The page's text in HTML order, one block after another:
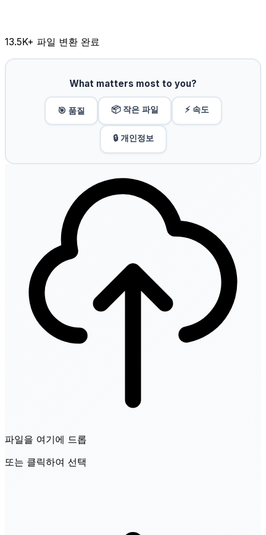
13.5K+ 파일 변환 완료
What matters most to you?
🎯 품질 📦 작은 파일 ⚡ 속도
🔒 개인정보
파일을 여기에 드롭
또는 클릭하여 선택